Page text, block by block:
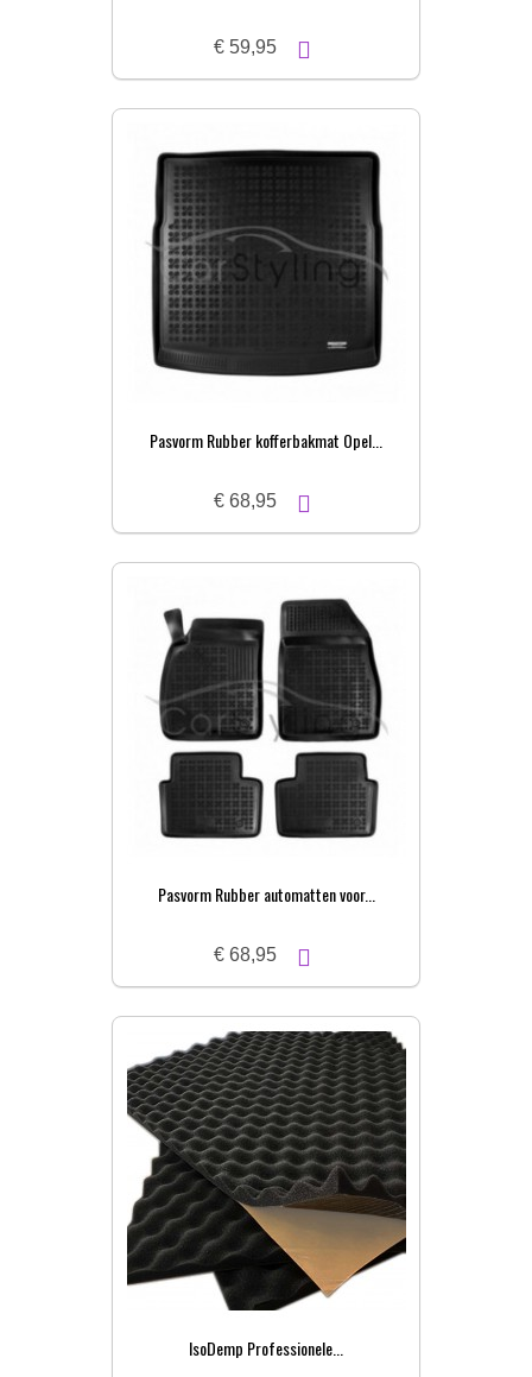
€ 59,95
Pasvorm Rubber kofferbakmat Opel...
€ 68,95
Pasvorm Rubber automatten voor...
€ 68,95
IsoDemp Professionele...